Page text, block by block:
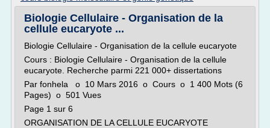
Biologie Cellulaire - Organisation de la
cellule eucaryote ...
Biologie Cellulaire - Organisation de la cellule eucaryote
Cours : Biologie Cellulaire - Organisation de la cellule
eucaryote. Recherche parmi 221 000+ dissertations
Par fonhela o 10 Mars 2016 o Cours o 1 400 Mots (6
Pages) o 501 Vues
Page 1 sur 6
ORGANISATION DE LA CELLULE EUCARYOTE